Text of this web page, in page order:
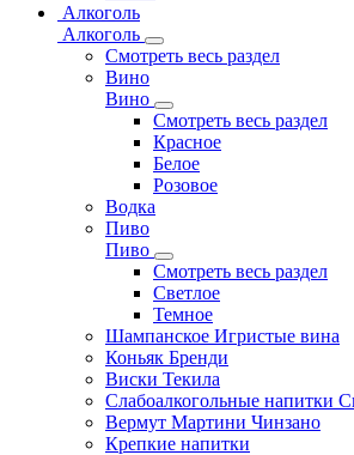
Алкоголь
Алкоголь
Смотреть весь раздел
Вино
Вино
Смотреть весь раздел
Красное
Белое
Розовое
Водка
Пиво
Пиво
Смотреть весь раздел
Cветлое
Темное
Шампанское Игристые вина
Коньяк Бренди
Виски Текила
Слабоалкогольные напитки
Вермут Мартини Чинзано
Крепкие напитки